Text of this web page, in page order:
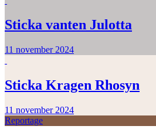
Sticka vanten Julotta
11 november 2024
Sticka Kragen Rhosyn
11 november 2024
Reportage